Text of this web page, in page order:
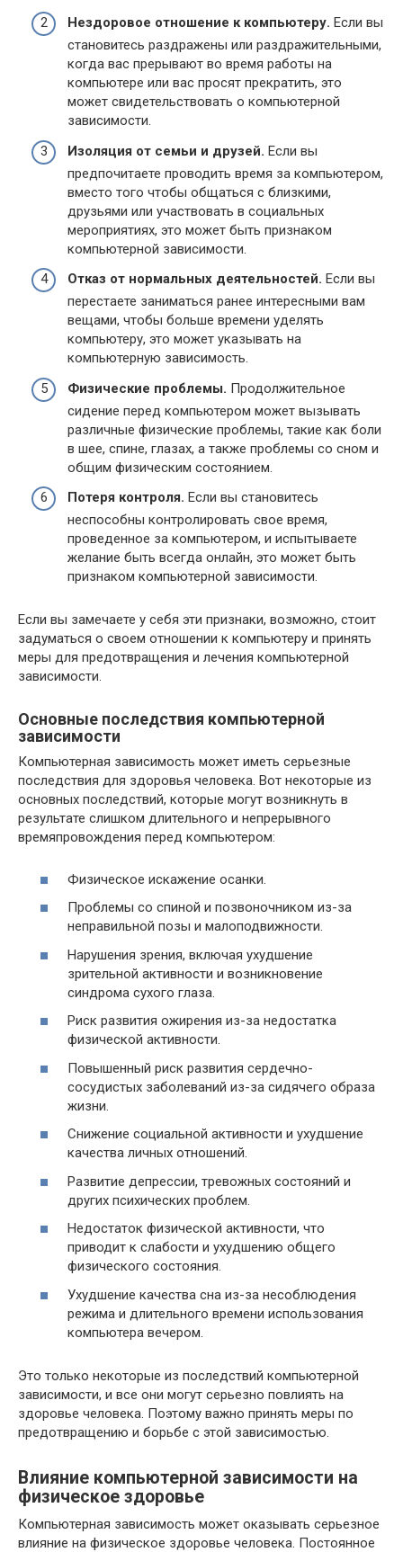
Нездоровое отношение к компьютеру. Если вы
становитесь раздражены или раздражительными,
когда вас прерывают во время работы на
компьютере или вас просят прекратить, это
может свидетельствовать о компьютерной
зависимости.
Изоляция от семьи и друзей. Если вы
предпочитаете проводить время за компьютером,
вместо того чтобы общаться с близкими,
друзьями или участвовать в социальных
мероприятиях, это может быть признаком
компьютерной зависимости.
Отказ от нормальных деятельностей. Если вы
перестаете заниматься ранее интересными вам
вещами, чтобы больше времени уделять
компьютеру, это может указывать на
компьютерную зависимость.
Физические проблемы. Продолжительное
сидение перед компьютером может вызывать
различные физические проблемы, такие как боли
в шее, спине, глазах, а также проблемы со сном и
общим физическим состоянием.
Потеря контроля. Если вы становитесь
неспособны контролировать свое время,
проведенное за компьютером, и испытываете
желание быть всегда онлайн, это может быть
признаком компьютерной зависимости.
Если вы замечаете у себя эти признаки, возможно, стоит
задуматься о своем отношении к компьютеру и принять
меры для предотвращения и лечения компьютерной
зависимости.
Основные последствия компьютерной
зависимости
Компьютерная зависимость может иметь серьезные
последствия для здоровья человека. Вот некоторые из
основных последствий, которые могут возникнуть в
результате слишком длительного и непрерывного
времяпровождения перед компьютером:
Физическое искажение осанки.
Проблемы со спиной и позвоночником из-за
неправильной позы и малоподвижности.
Нарушения зрения, включая ухудшение
зрительной активности и возникновение
синдрома сухого глаза.
Риск развития ожирения из-за недостатка
физической активности.
Повышенный риск развития сердечно-
сосудистых заболеваний из-за сидячего образа
жизни.
Снижение социальной активности и ухудшение
качества личных отношений.
Развитие депрессии, тревожных состояний и
других психических проблем.
Недостаток физической активности, что
приводит к слабости и ухудшению общего
физического состояния.
Ухудшение качества сна из-за несоблюдения
режима и длительного времени использования
компьютера вечером.
Это только некоторые из последствий компьютерной
зависимости, и все они могут серьезно повлиять на
здоровье человека. Поэтому важно принять меры по
предотвращению и борьбе с этой зависимостью.
Влияние компьютерной зависимости на
физическое здоровье
Компьютерная зависимость может оказывать серьезное
влияние на физическое здоровье человека. Постоянное